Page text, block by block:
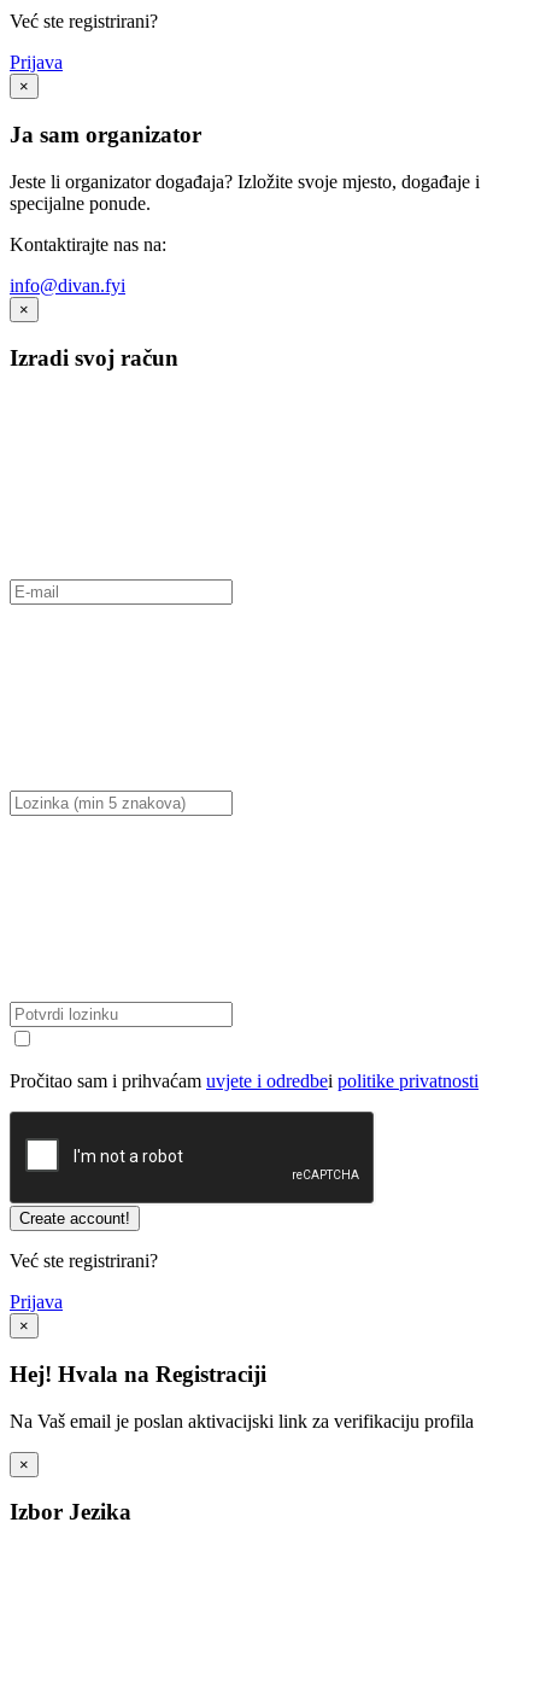
Već ste registrirani?
Prijava
×
Ja sam organizator
Jeste li organizator događaja? Izložite svoje mjesto, događaje i
specijalne ponude.
Kontaktirajte nas na:
info@divan.fyi
×
Izradi svoj račun
Pročitao sam i prihvaćam uvjete i odredbei politike privatnosti
Već ste registrirani?
Prijava
×
Hej! Hvala na Registraciji
Na Vaš email je poslan aktivacijski link za verifikaciju profila
×
Izbor Jezika